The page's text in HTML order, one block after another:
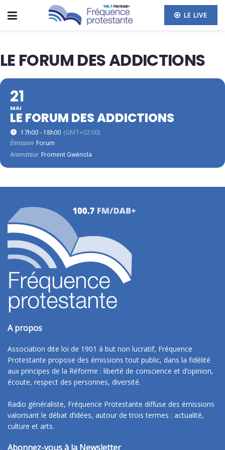
LE LIVE
LE FORUM DES ADDICTIONS
21
MAI
LE FORUM DES ADDICTIONS
17h00 - 18h00 (GMT+02:00)
Émission Forum
Animateur Froment Gwénola
A propos
Association dite loi de 1901 à but non lucratif, Fréquence
Protestante propose des émissions tout public, dans la fidélité
aux principes de la Réforme : liberté de conscience et d’opinion,
écoute, respect des personnes, diversité.
Radio généraliste, Fréquence Protestante diffuse des émissions
valorisant le débat d’idées, autour de trois termes : actualité,
culture et arts.
Abonnez-vous à la Newsletter